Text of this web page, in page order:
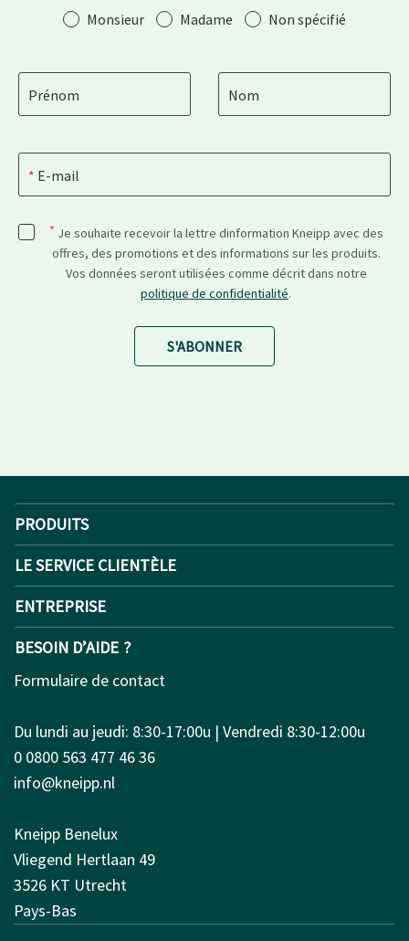
SalutationMonsieur Madame Non spécifié
Prénom Nom
E-mail
* Je souhaite recevoir la lettre dinformation Kneipp avec des
offres, des promotions et des informations sur les produits.
Vos données seront utilisées comme décrit dans notre
politique de confidentialité.
S'ABONNER
PRODUITS
LE SERVICE CLIENTÈLE
ENTREPRISE
BESOIN D’AIDE ?
Formulaire de contact
Du lundi au jeudi: 8:30-17:00u | Vendredi 8:30-12:00u
0 0800 563 477 46 36
info@kneipp.nl
Kneipp Benelux
Vliegend Hertlaan 49
3526 KT Utrecht
Pays-Bas